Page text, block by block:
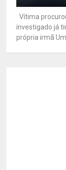
Vítima
investigado já
própria irmã